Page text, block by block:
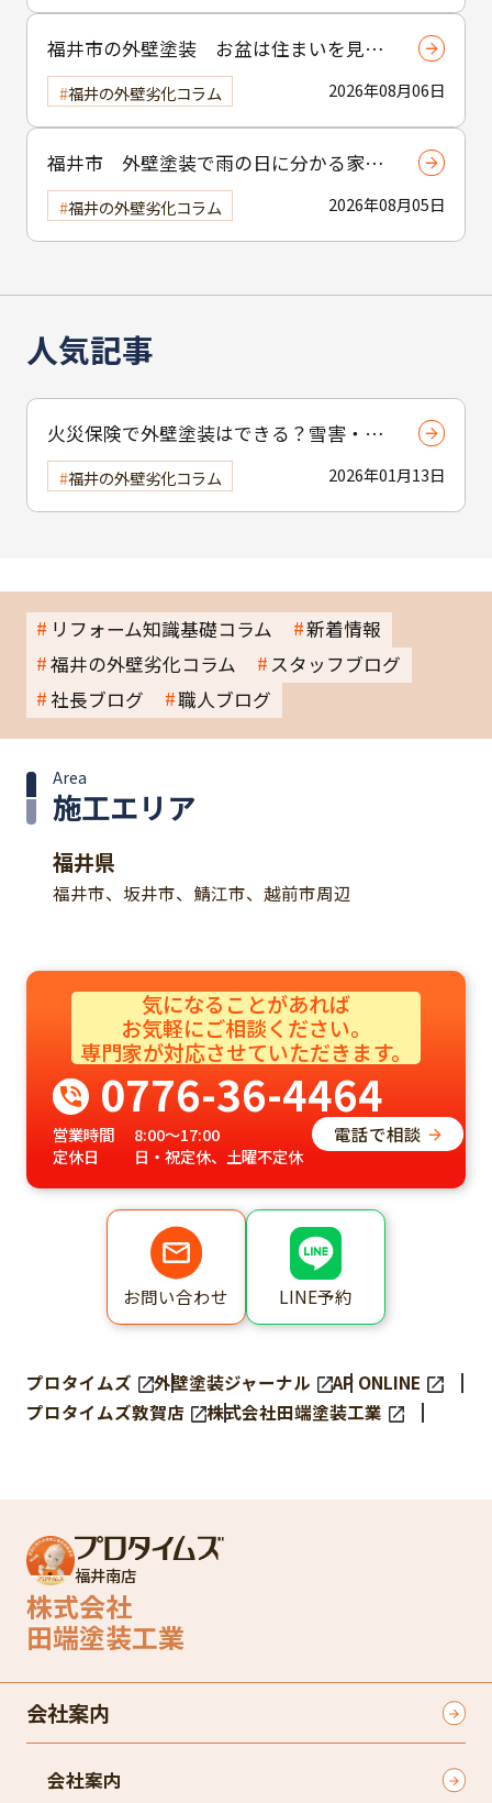
福井市の外壁塗装 お盆は住まいを見直
す絶好の機会
2026年08月06日
福井の外壁劣化コラム
福井市 外壁塗装で雨の日に分かる家の
異変
2026年08月05日
福井の外壁劣化コラム
人気記事
火災保険で外壁塗装はできる？雪害・風
害の適用条件【福井市】
2026年01月13日
福井の外壁劣化コラム
リフォーム知識基礎コラム
新着情報
福井の外壁劣化コラム
スタッフブログ
社長ブログ
職人ブログ
施工エリア
Area
福井県
福井市、坂井市、鯖江市、越前市周辺
気になることがあれば
お気軽にご相談ください。​
専門家が対応させていただきます。​
0776-36-4464
営業時間
8:00～17:00
定休日
日・祝定休、土曜不定休
電話で相談
お問い合わせ LINE予約
プロタイムズ 外壁塗装ジャーナル
AP ONLINE
プロタイムズ敦賀店
株式会社田端塗装工業
福井南店
株式会社
田端塗装工業
会社案内
会社案内